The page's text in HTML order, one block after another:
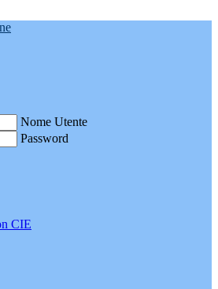
Nome Utente
Password
CIE